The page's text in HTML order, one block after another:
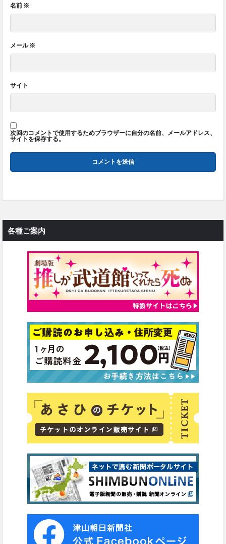
名前 ※
メール※
サイト
次回のコメントで使用するためブラウザーに自分の名前、メールアドレス、
サイトを保存する。
各種ご案内